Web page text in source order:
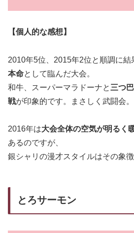
【個人的な感想】
2010年5位、2015年2位と順調に結
本命として臨んだ大会。
和牛、スーパーマラドーナと 三つ
戦が印象的です。まさしく武闘会。
2016年は大会全体の空気が明るく
あるのですが、
銀シャリの漫才スタイルはその象徴
とろサーモン